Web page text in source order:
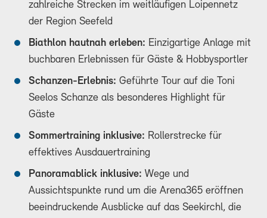
zahlreiche Strecken im weitläufigen Loipennetz
der Region Seefeld
Biathlon hautnah erleben: Einzigartige Anlage mit
buchbaren Erlebnissen für Gäste & Hobbysportler
Schanzen-Erlebnis: Geführte Tour auf die Toni
Seelos Schanze als besonderes Highlight für
Gäste
Sommertraining inklusive: Rollerstrecke für
effektives Ausdauertraining
Panoramablick inklusive: Wege und
Aussichtspunkte rund um die Arena365 eröffnen
beeindruckende Ausblicke auf das Seekirchl, die